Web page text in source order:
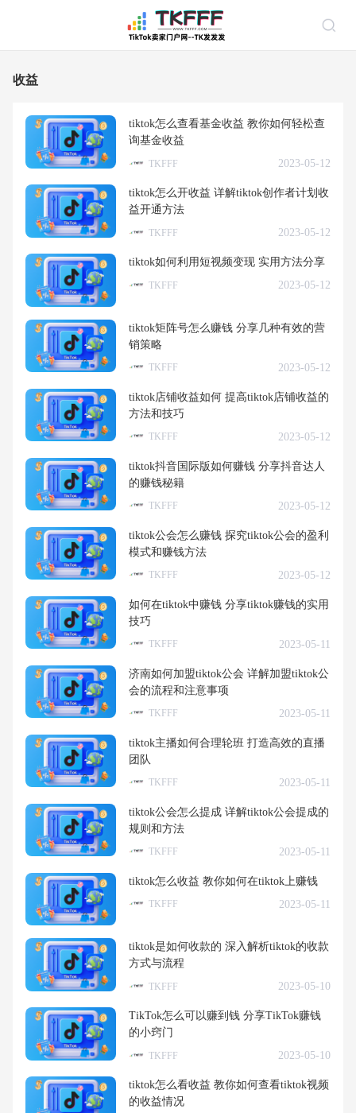
收益
tiktok怎么查看基金收益 教你如何轻松查
询基金收益
TKFFF 2023-05-12
tiktok怎么开收益 详解tiktok创作者计划收
益开通方法
TKFFF 2023-05-12
tiktok如何利用短视频变现 实用方法分享
TKFFF 2023-05-12
tiktok矩阵号怎么赚钱 分享几种有效的营
销策略
TKFFF 2023-05-12
tiktok店铺收益如何 提高tiktok店铺收益的
方法和技巧
TKFFF 2023-05-12
tiktok抖音国际版如何赚钱 分享抖音达人
的赚钱秘籍
TKFFF 2023-05-12
tiktok公会怎么赚钱 探究tiktok公会的盈利
模式和赚钱方法
TKFFF 2023-05-12
如何在tiktok中赚钱 分享tiktok赚钱的实用
技巧
TKFFF 2023-05-11
济南如何加盟tiktok公会 详解加盟tiktok公
会的流程和注意事项
TKFFF 2023-05-11
tiktok主播如何合理轮班 打造高效的直播
团队
TKFFF 2023-05-11
tiktok公会怎么提成 详解tiktok公会提成的
规则和方法
TKFFF 2023-05-11
tiktok怎么收益 教你如何在tiktok上赚钱
TKFFF 2023-05-11
tiktok是如何收款的 深入解析tiktok的收款
方式与流程
TKFFF 2023-05-10
TikTok怎么可以赚到钱 分享TikTok赚钱
的小窍门
TKFFF 2023-05-10
tiktok怎么看收益 教你如何查看tiktok视频
的收益情况